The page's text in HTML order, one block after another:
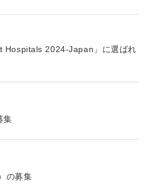
Hospitals 2024-Japan」に選ばれ
集
の募集